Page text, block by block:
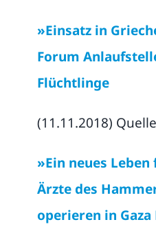
»Einsatz in
Forum
Flüchtlinge
(11.11.2018)
»Ein neues
Ärzte des
operieren in